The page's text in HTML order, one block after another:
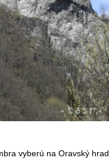
vyberú na Oravský hrad